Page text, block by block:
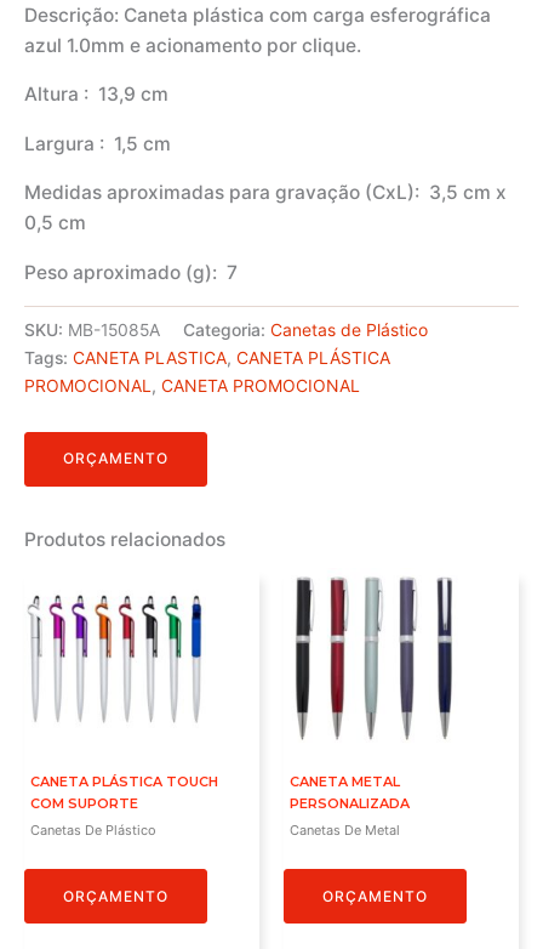
Descrição: Caneta plástica com carga esferográfica
azul 1.0mm e acionamento por clique.
Altura : 13,9 cm
Largura : 1,5 cm
Medidas aproximadas para gravação (CxL): 3,5 cm x
0,5 cm
Peso aproximado (g): 7
SKU: MB-15085A Categoria: Canetas de Plástico
Tags: CANETA PLASTICA, CANETA PLÁSTICA
PROMOCIONAL , CANETA PROMOCIONAL
ORÇAMENTO
Produtos relacionados
CANETA PLÁSTICA TOUCH
COM SUPORTE
Canetas De Plástico
ORÇAMENTO
CANETA METAL
PERSONALIZADA
Canetas De Metal
ORÇAMENTO